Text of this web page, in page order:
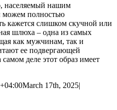
населяемый нашим
можем полностью
кажется слишком скучной или
шлюха – одна из самых
как мужчинам, так и
ее подвергающей
деле этот образ имеет
March 17th, 2025|